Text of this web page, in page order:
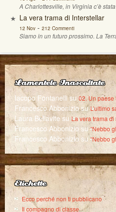
A Charlottesville, in Virginia c’è
La vera trama di Interstellar
12 Nov- 212 Commenti
Siamo in un futuro prossimo. La
Lamentele Inascoltate
Iacopo Fontanellisu02. Un paese
Francesco AbboniziosuL’ultimo
Laura Bellavite su La vera trama
Francesco Abbonizio su“Nebbo
Francesco Abbonizio su“Nebbo
Etichette
Ecco perché non ti pubblicano
Il compagno di classe